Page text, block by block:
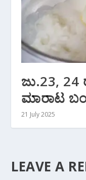
ಜು.23, 24
ಮಾರಾಟ
21 July 2025
LEAVE A